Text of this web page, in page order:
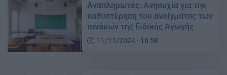
Αναπληρωτές: Ανησυχία για την
καθυστέρηση του ανοίγματος των
πινάκων της Ειδικής Αγωγής
11/11/2024 - 16:58